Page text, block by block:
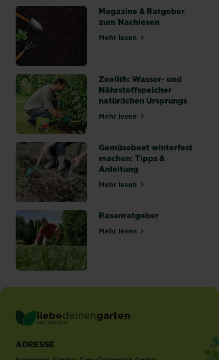
sich
über
deine
Pflanzen
und
her.
In
vielen
Fällen
können
gesamte
Jungpflanzen
von
den...
Magazine & Ratgeber
zum Nachlesen
Mehr lesenüber Magazine & Ratgeber
Zeolith: Wasser- und
Nährstoffspeicher
natürlichen Ursprungs
Mehr lesenüber Zeolith: Wasser- und
Gemüsebeet winterfest
machen: Tipps &
Anleitung
Mehr lesenüber Gemüsebeet
Rasenratgeber
Mehr lesenüber Rasenratgeber
liebedeinengarten
von Substral ®
ADRESSE